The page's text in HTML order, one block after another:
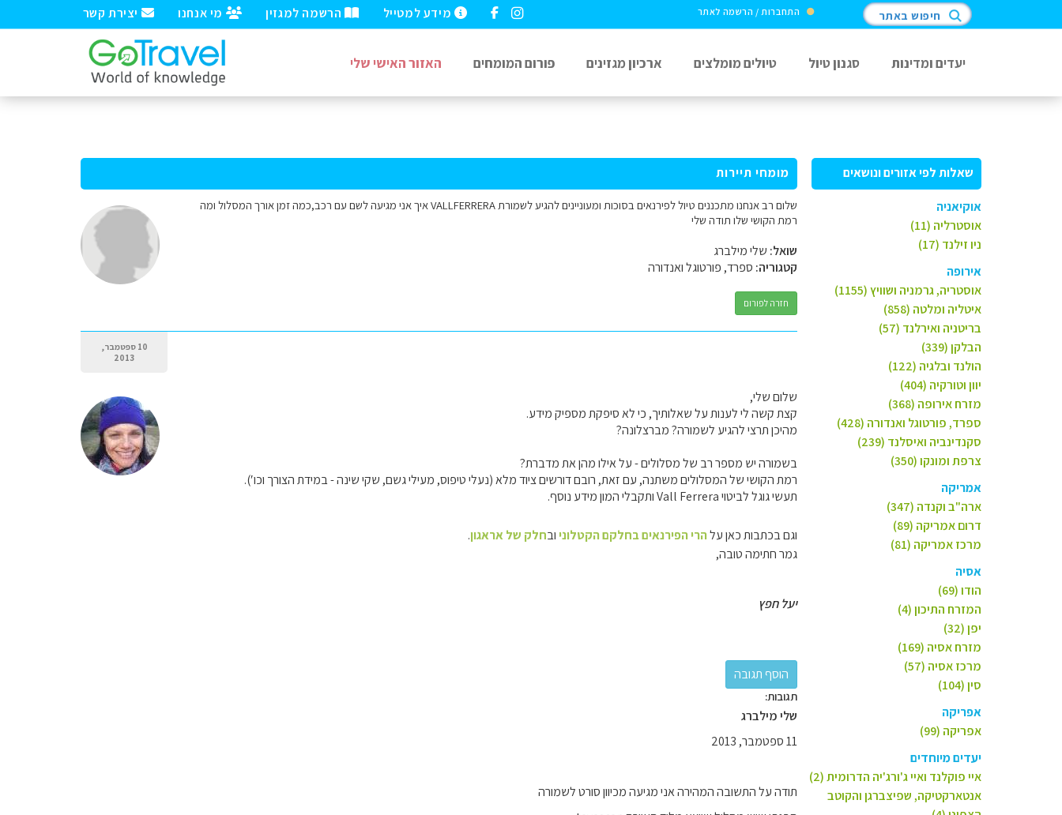
יצירת קשר מי אנחנו הרשמה למגזין מידע למטייל התחברות / הרשמה לאתר חיפוש באתר
יעדים ומדינות סגנון טיול טיולים מומלצים ארכיון מגזינים פורום המומחים האזור האישי שלי
שאלות לפי אזורים ונושאים
אוקיאניה
אוסטרליה (11)
ניו זילנד (17)
אירופה
אוסטריה, גרמניה ושוויץ (1155)
איטליה ומלטה (858)
בריטניה ואירלנד (57)
הבלקן (339)
הולנד ובלגיה (122)
יוון וטורקיה (404)
מזרח אירופה (368)
ספרד, פורטוגל ואנדורה (428)
סקנדינביה ואיסלנד (239)
צרפת ומונקו (350)
אמריקה
ארה"ב וקנדה (347)
דרום אמריקה (89)
מרכז אמריקה (81)
אסיה
הודו (69)
המזרח התיכון (4)
יפן (32)
מזרח אסיה (169)
מרכז אסיה (57)
סין (104)
אפריקה
אפריקה (99)
יעדים מיוחדים
איי פוקלנד ואיי ג'ורג'יה הדרומית (2)
אנטארקטיקה, שפיצברגן והקוטב
מומחי תיירות
שלום רב אנחנו מתכננים טיול לפירנאים בסוכות ומעוניינים להגיע לשמורת VALLFERRERA איך אני מגיעה לשם עם רכב,כמה זמן אורך המסלול ומה
רמת הקושי שלו תודה שלי
שואל: שלי מילברג
קטגוריה: ספרד, פורטוגל ואנדורה
חזרה לפורום
10 ספטמבר,
2013
שלום שלי,
קצת קשה לי לענות על שאלותיך, כי לא סיפקת מספיק מידע.
מהיכן תרצי להגיע לשמורה? מברצלונה?
בשמורה יש מספר רב של מסלולים - על אילו מהן את מדברת?
רמת הקושי של המסלולים משתנה, עם זאת, רובם דורשים ציוד מלא (נעלי טיפוס, מעילי גשם, שקי שינה - במידת הצורך וכו′).
תעשי גוגל לביטוי Vall Ferrera ותקבלי המון מידע נוסף.
וגם בכתבות כאן עלהרי הפירנאים בחלקם הקטלוני ובחלק של אראגון.
גמר חתימה טובה,
יעל חפץ
תגובות:
שלי מילברג
11 ספטמבר, 2013
תודה על התשובה המהירה אני מגיעה מכיוון סורט לשמורה